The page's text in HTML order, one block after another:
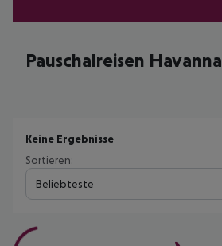
Pauschalreisen Havanna
Keine Ergebnisse
Sortieren:
Beliebteste